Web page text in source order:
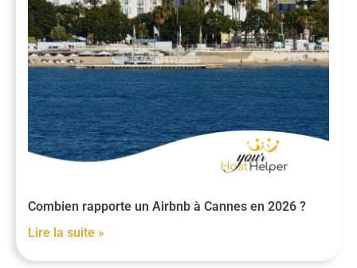
Combien rapporte un Airbnb à Cannes en 2026 ?
Lire la suite »